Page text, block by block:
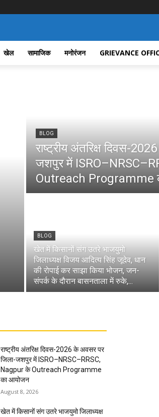
खेल सामाजिक मनोरंजन GRIEVANCE
BLOG
राष्ट्रीय अंतरिक्ष दिवस-
जशपुर में
Outreach Programme
BLOG
खेत में किसानों संग उतरे भाजयुमो
जिलाध्यक्ष विजय आदित्य सिंह जूदेव, धान
की रोपाई कर साझा किया भोजन, जन-
संपर्क के दौरान बासनताला में रुके,...
राष्ट्रीय अंतरिक्ष दिवस-2026 के अवसर पर
जिला-जशपुर में ISRO–NRSC–RRSC,
Nagpur के Outreach Programme
का आयोजन
August 8, 2026
खेत में किसानों संग उतरे भाजयुमो जिलाध्यक्ष